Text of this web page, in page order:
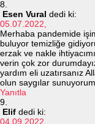
Esen Vural dedi ki:
05.07.2022,
Merhaba pandemide
buluyor temizliğe
erzak ve nakle
verin çok zor
yardım eli uzatırsanız
olun saygılar sunuyorum.
Yanıtla
Elif dedi ki:
04.09.2022,